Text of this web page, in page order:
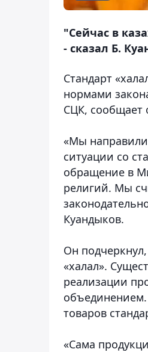
"Сейчас в
- сказал Б.
Стандарт
нормами
СЦК, сообщает
«Мы направили
ситуации со
обращение в
религий. Мы
Куандыков.
Он
«халал».
реализации
объединением.
товаров
«Сама